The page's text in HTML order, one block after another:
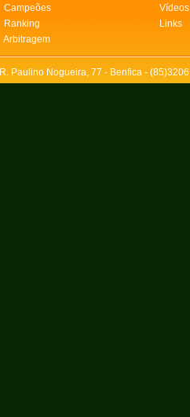
Campeões
Vídeos
Ranking
Links
Arbitragem
R. Paulino Nogueira, 77 - Benfica -